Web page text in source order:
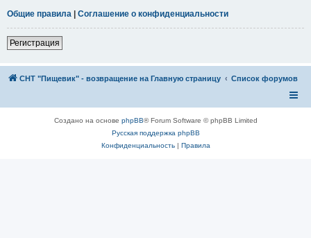
Общие правила | Соглашение о конфиденциальности
Регистрация
СНТ "Пищевик" - возвращение на Главную страницу Список форумов
Создано на основе phpBB® Forum Software © phpBB Limited
Русская поддержка phpBB
Конфиденциальность| Правила